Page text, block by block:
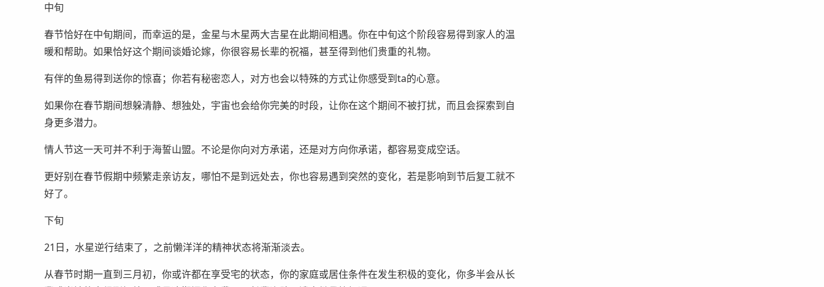
中旬
春节恰好在中旬期间，而幸运的是，金星与木星两大吉星在此期间相遇。你在中旬这个阶段容易得到家人的温
暖和帮助。如果恰好这个期间谈婚论嫁，你很容易长辈的祝福，甚至得到他们贵重的礼物。
有伴的鱼易得到送你的惊喜；你若有秘密恋人，对方也会以特殊的方式让你感受到ta的心意。
如果你在春节期间想躲清静、想独处，宇宙也会给你完美的时段，让你在这个期间不被打扰，而且会探索到自
身更多潜力。
情人节这一天可并不利于海誓山盟。不论是你向对方承诺，还是对方向你承诺，都容易变成空话。
更好别在春节假期中频繁走亲访友，哪怕不是到远处去，你也容易遇到突然的变化，若是影响到节后复工就不
好了。
下旬
21日，水星逆行结束了，之前懒洋洋的精神状态将渐渐淡去。
从春节时期一直到三月初，你或许都在享受宅的状态，你的家庭或居住条件在发生积极的变化，你多半会从长